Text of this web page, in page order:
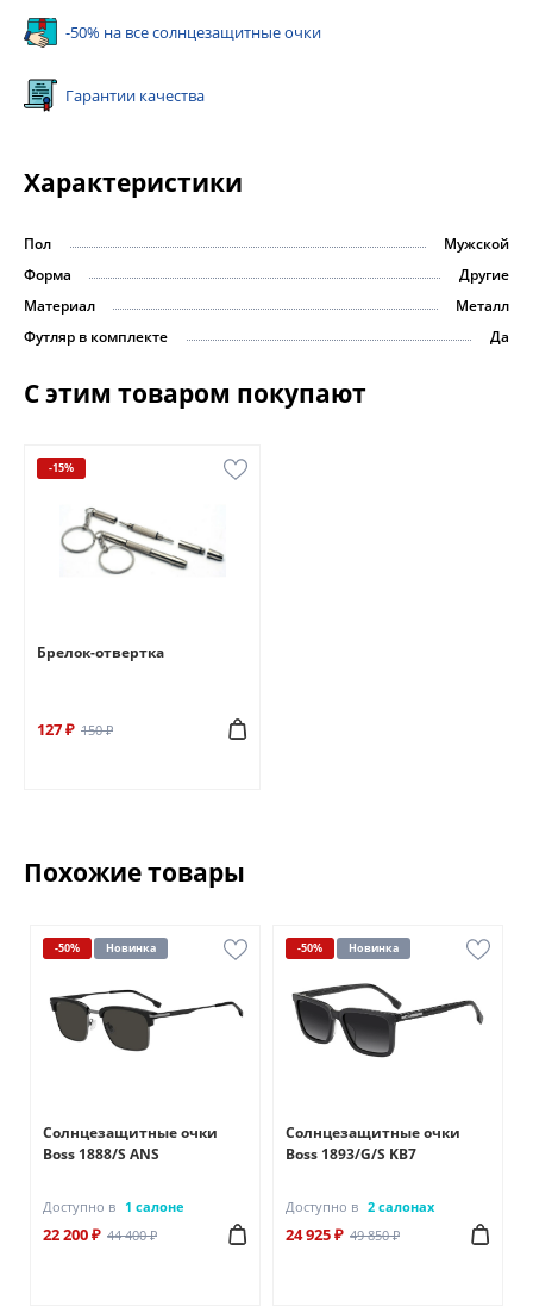
-50% на все солнцезащитные очки
Гарантии качества
Характеристики
Пол
Мужской
Форма
Другие
Материал
Металл
Футляр в комплекте
Да
С этим товаром покупают
-15%
Брелок-отвертка
127 ₽ 150 ₽
Похожие товары
-50% Новинка
Солнцезащитные очки
Boss 1888/S ANS
Доступно в 1 салоне
22 200 ₽ 44 400 ₽
-50% Новинка
Солнцезащитные очки
Boss 1893/G/S KB7
Доступно в 2 салонах
24 925 ₽ 49 850 ₽